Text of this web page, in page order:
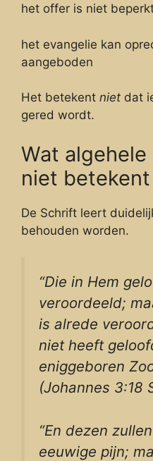
het offer is niet
het evangelie kan
aangeboden
Het betekent niet dat
gered wordt.
Wat
niet betekent
De Schrift leert
behouden worden.
“Die in Hem
veroordeeld;
is alrede
niet heeft
eniggeboren
(Johannes 3:18
“En dezen
eeuwige pijn;